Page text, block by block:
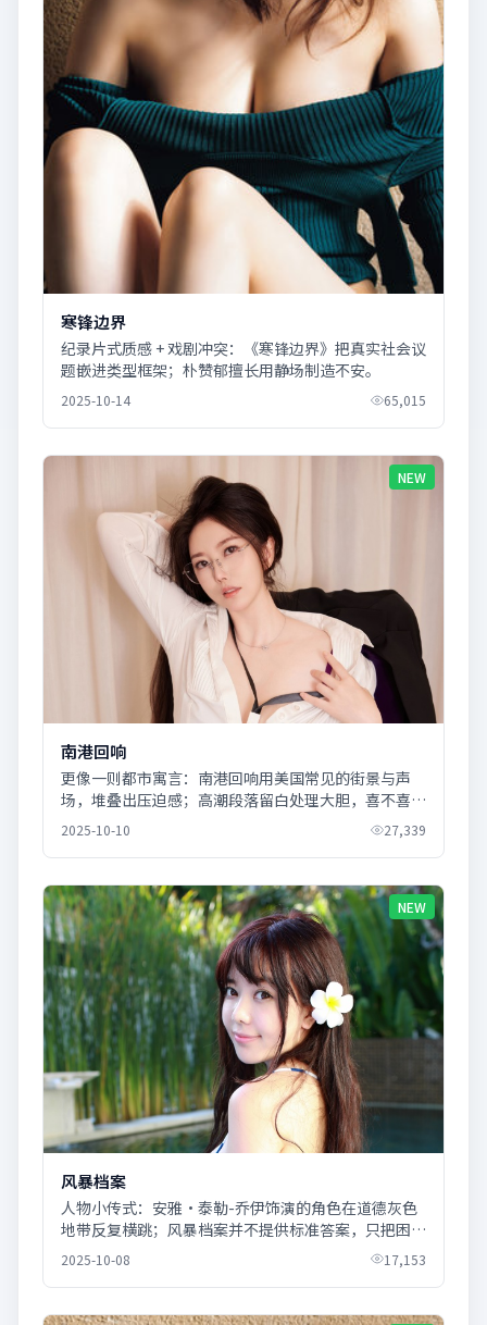
寒锋边界
纪录片式质感 + 戏剧冲突：《寒锋边界》把真实社会议
题嵌进类型框架；朴赞郁擅长用静场制造不安。
2025-10-14 65,015
NEW
南港回响
更像一则都市寓言：南港回响用美国常见的街景与声
场，堆叠出压迫感；高潮段落留白处理大胆，喜不喜欢
见仁见智。
2025-10-10 27,339
NEW
风暴档案
人物小传式：安雅·泰勒-乔伊饰演的角色在道德灰色
地带反复横跳；风暴档案并不提供标准答案，只把困境
摊开给观众。
2025-10-08 17,153